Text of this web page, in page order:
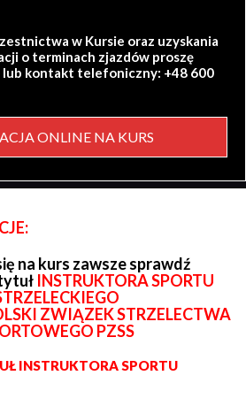
w Kursie oraz uzyskania
o terminach zjazdów proszę
lub kontakt telefoniczny: +48 600
ONLINE NA KURS
na kurs zawsze sprawdź
INSTRUKTORA SPORTU
ZWIĄZEK STRZELECTWA
PZSS
INSTRUKTORA SPORTU